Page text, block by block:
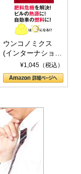
ウンコノミクス
(インターナショナ
ル新書)¥1,045（税込）